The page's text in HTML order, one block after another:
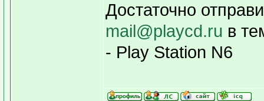
Достаточно
mail@playcd.ru в
- Play Station N6